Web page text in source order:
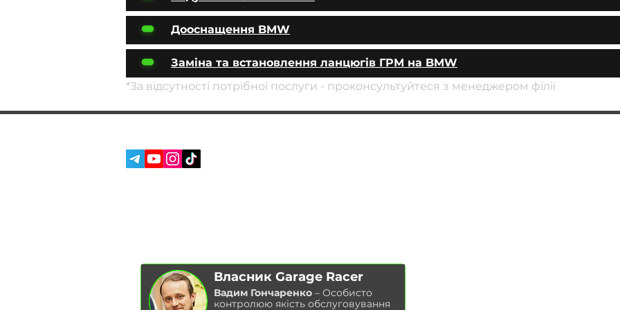
Дооснащення BMW
Заміна та встановлення ланцюгів ГРМ на BMW
*За відсутності потрібної послуги - проконсультуйтеся з менеджером філії
Власник Garage Racer
Вадим Гончаренко – Особисто
контролюю якість обслуговування